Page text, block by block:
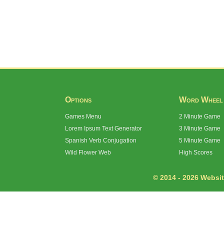
Options
Games Menu
Lorem Ipsum Text Generator
Spanish Verb Conjugation
Wild Flower Web
Word Wheel
2 Minute Game
3 Minute Game
5 Minute Game
High Scores
© 2014 - 2026